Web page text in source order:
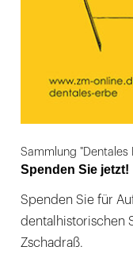
Sammlung "Dentales
Spenden Sie jetzt!
Spenden Sie für
dentalhistorischen
Zschadraß.